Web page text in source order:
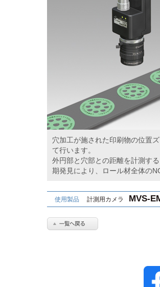
穴加工が施された印刷物の位置
て行います。
外円部と穴部との距離を計測す
期発見により、ロール材全体の
使用製品 計測用カメラ MVS-